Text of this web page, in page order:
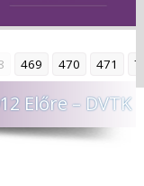
469 470 471
Előre – DVTK